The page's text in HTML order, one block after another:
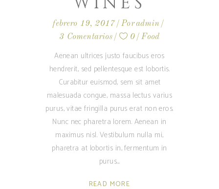
febrero 19, 2017 Poradmin
3 Comentarios
0 Food
Aenean ultrices justo faucibus eros
hendrerit, sed pellentesque est lobortis.
Curabitur euismod, sem sit amet
malesuada congue, massa lectus varius
purus, vitae fringilla purus erat non eros.
Nunc nec pharetra lorem. Aenean in
maximus nisl. Vestibulum nulla mi,
pharetra at lobortis in, fermentum in
purus.
READ MORE